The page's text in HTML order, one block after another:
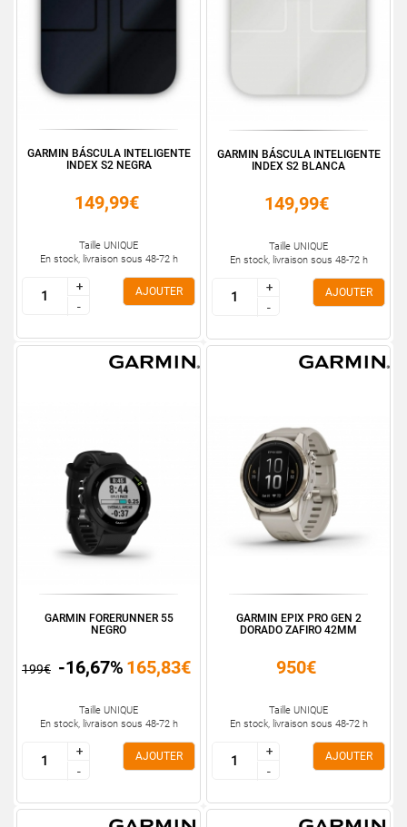
GARMIN BÁSCULA INTELIGENTE
INDEX S2 NEGRA
149,99€
Taille UNIQUE
En stock, livraison sous 48-72 h
+
-
+
-
AJOUTER
GARMIN BÁSCULA INTELIGENTE
INDEX S2 BLANCA
149,99€
Taille UNIQUE
En stock, livraison sous 48-72 h
+
-
+
-
AJOUTER
GARMIN FORERUNNER 55
NEGRO
199€ -16,67% 165,83€
Taille UNIQUE
En stock, livraison sous 48-72 h
+
-
+
-
AJOUTER
GARMIN EPIX PRO GEN 2
DORADO ZAFIRO 42MM
950€
Taille UNIQUE
En stock, livraison sous 48-72 h
+
-
+
-
AJOUTER